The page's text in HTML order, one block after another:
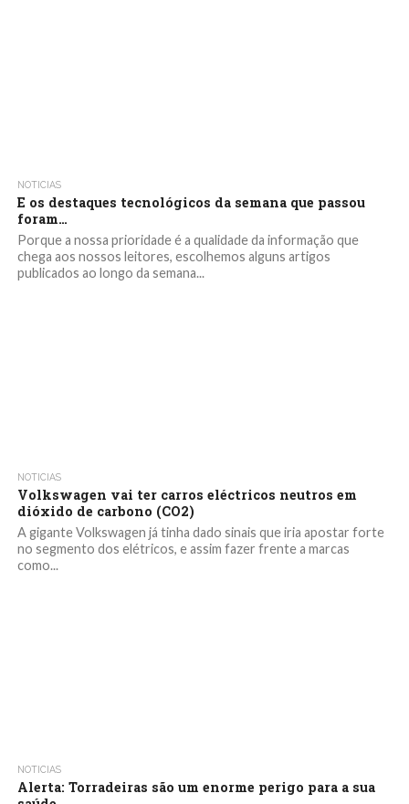
NOTICIAS
E os destaques tecnológicos da semana que passou
foram…
Porque a nossa prioridade é a qualidade da informação que
chega aos nossos leitores, escolhemos alguns artigos
publicados ao longo da semana...
NOTICIAS
Volkswagen vai ter carros eléctricos neutros em
dióxido de carbono (CO2)
A gigante Volkswagen já tinha dado sinais que iria apostar forte
no segmento dos elétricos, e assim fazer frente a marcas
como...
NOTICIAS
Alerta: Torradeiras são um enorme perigo para a sua